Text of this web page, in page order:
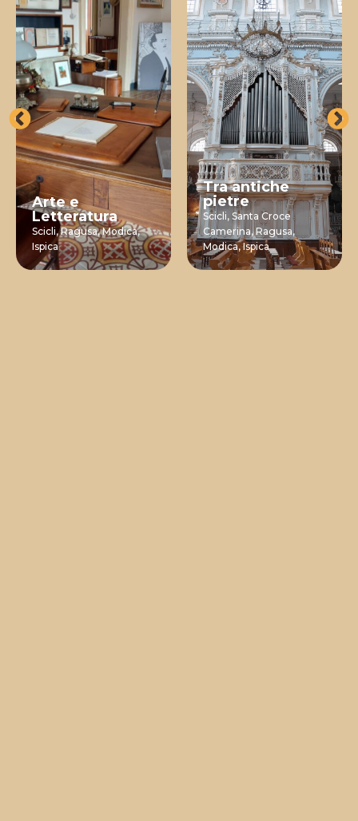
Arte e
Letteratura
Scicli,Ragusa,Modica,
Ispica
Tra antiche
pietre
Scicli, Santa Croce
Camerina,Ragusa,
Modica,Ispica